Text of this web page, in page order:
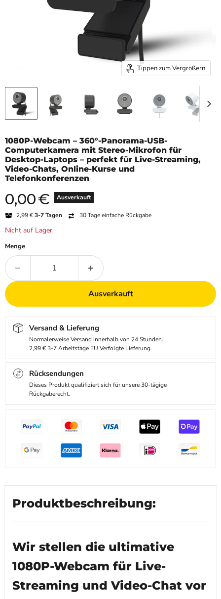
Tippen zum Vergrößern
1080P-Webcam – 360°-Panorama-USB-
Computerkamera mit Stereo-Mikrofon für
Desktop-Laptops – perfekt für Live-Streaming,
Video-Chats, Online-Kurse und
Telefonkonferenzen
Ausverkauft
Aktueller Preis
0,00€
2,99 €3-7 Tagen 30 Tage einfache Rückgabe
Nicht auf Lager
Menge
Ausverkauft
Versand & Lieferung
Normalerweise Versand innerhalb von 24 Stunden.
2,99 € 3-7 Arbeitstage EU Verfolgte Lieferung.
Rücksendungen
Dieses Produkt qualifiziert sich für unsere 30-tägige
Rückgaberecht.
Produktbeschreibung:
Wir stellen die ultimative
1080P-Webcam für Live-
Streaming und Video-Chat vor